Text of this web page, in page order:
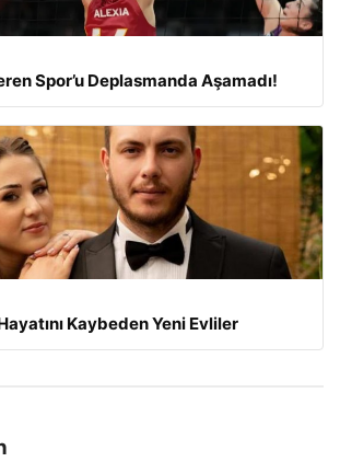
Spor’u Deplasmanda Aşamadı!
Kaybeden Yeni Evliler